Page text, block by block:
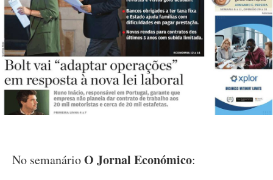
No semanárioO Jornal Económico: